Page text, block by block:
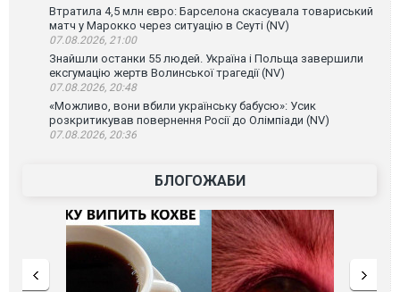
Втратила 4,5 млн євро: Барселона скасувала товариський
матч у Марокко через ситуацію в Сеуті (NV)
07.08.2026, 21:00
Знайшли останки 55 людей. Україна і Польща завершили
ексгумацію жертв Волинської трагедії (NV)
07.08.2026, 20:48
«Можливо, вони вбили українську бабусю»: Усик
розкритикував повернення Росії до Олімпіади (NV)
07.08.2026, 20:36
БЛОГОЖАБИ